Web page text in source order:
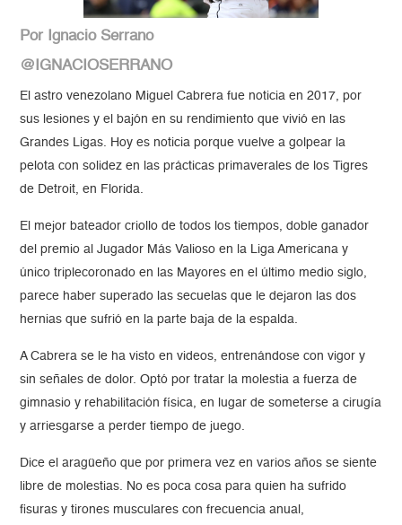
Por Ignacio Serrano
@IGNACIOSERRANO
El astro venezolano Miguel Cabrera fue noticia en 2017, por
sus lesiones y el bajón en su rendimiento que vivió en las
Grandes Ligas. Hoy es noticia porque vuelve a golpear la
pelota con solidez en las prácticas primaverales de los Tigres
de Detroit, en Florida.
El mejor bateador criollo de todos los tiempos, doble ganador
del premio al Jugador Más Valioso en la Liga Americana y
único triplecoronado en las Mayores en el último medio siglo,
parece haber superado las secuelas que le dejaron las dos
hernias que sufrió en la parte baja de la espalda.
A Cabrera se le ha visto en videos, entrenándose con vigor y
sin señales de dolor. Optó por tratar la molestia a fuerza de
gimnasio y rehabilitación física, en lugar de someterse a cirugía
y arriesgarse a perder tiempo de juego.
Dice el aragüeño que por primera vez en varios años se siente
libre de molestias. No es poca cosa para quien ha sufrido
fisuras y tirones musculares con frecuencia anual,